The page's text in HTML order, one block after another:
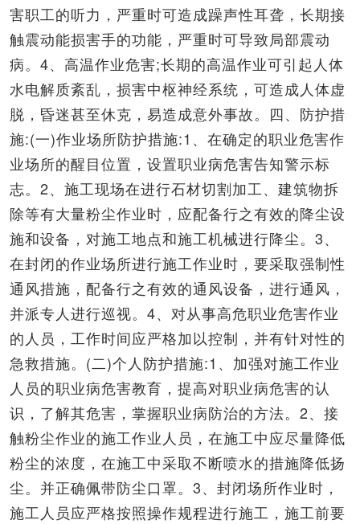
害职工的听力，严重时可造成躁声性耳聋，长期接
触震动能损害手的功能，严重时可导致局部震动
病。4、高温作业危害;长期的高温作业可引起人体
水电解质紊乱，损害中枢神经系统，可造成人体虚
脱，昏迷甚至休克，易造成意外事故。四、防护措
施:(一)作业场所防护措施:1、在确定的职业危害作
业场所的醒目位置，设置职业病危害告知警示标
志。2、施工现场在进行石材切割加工、建筑物拆
除等有大量粉尘作业时，应配备行之有效的降尘设
施和设备，对施工地点和施工机械进行降尘。3、
在封闭的作业场所进行施工作业时，要采取强制性
通风措施，配备行之有效的通风设备，进行通风，
并派专人进行巡视。4、对从事高危职业危害作业
的人员，工作时间应严格加以控制，并有针对性的
急救措施。(二)个人防护措施:1、加强对施工作业
人员的职业病危害教育，提高对职业病危害的认
识，了解其危害，掌握职业病防治的方法。2、接
触粉尘作业的施工作业人员，在施工中应尽量降低
粉尘的浓度，在施工中采取不断喷水的措施降低扬
尘。并正确佩带防尘口罩。3、封闭场所作业时，
施工人员应严格按照操作规程进行施工，施工前要